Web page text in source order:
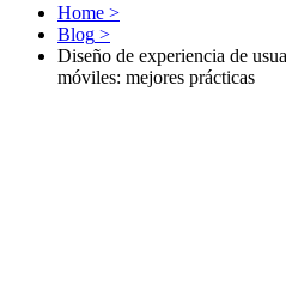
Home >
Blog >
Diseño de experiencia de
móviles: mejores prácticas